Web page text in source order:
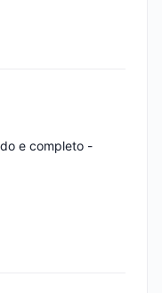
e completo -